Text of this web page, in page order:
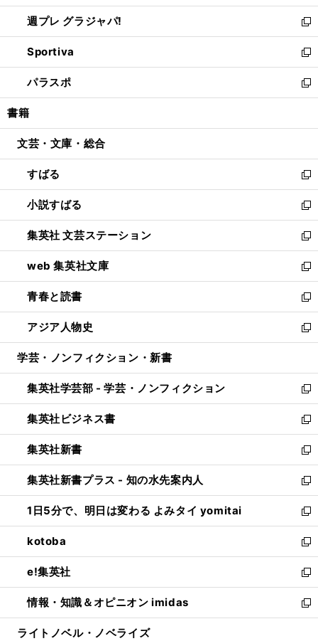
開
く
ウ
で
開
く
ウ
ィ
ン
ド
ウ
で
開
し
い
ウ
ィ
ン
ド
ウ
開
週プレ グラジャパ!
新
し
い
ウ
ィ
ン
ウ
開
く
Sportiva
新
し
い
ウ
ン
ウ
で
開
く
パラスポ
新
し
ウ
ン
ド
ウ
で
開
く
書籍
文芸・文庫・総合
すばる
新
し
い
ウ
ィ
ン
ド
ウ
で
開
く
小説すばる
新
し
い
ウ
ィ
ン
ド
ウ
で
開
集英社 文芸ステーション
新
し
い
ウ
ィ
ン
ド
ウ
開
く
web 集英社文庫
新
し
い
ウ
ィ
ン
ウ
で
開
く
青春と読書
新
し
い
ウ
ン
ド
ウ
で
開
く
アジア人物史
新
し
ウ
ィ
ン
ド
ウ
で
開
く
学芸・ノンフィクション・新書
集英社学芸部 - 学芸・ノンフィクション
新
し
い
ウ
ィ
ン
ド
ウ
で
開
く
集英社ビジネス書
新
し
い
ウ
ィ
ン
ド
ウ
で
開
く
集英社新書
新
し
い
ウ
ィ
ン
ド
ウ
で
開
く
集英社新書プラス - 知の水先案内人
新
し
い
ウ
ィ
ン
ド
ウ
で
開
1日5分で、明日は変わる よみタイ yomitai
新
し
い
ウ
ィ
ン
ド
ウ
kotoba
新
し
い
ウ
ィ
ン
e!集英社
新
し
い
ウ
情報・知識＆オピニオン imidas
新
し
ライトノベル・ノベライズ